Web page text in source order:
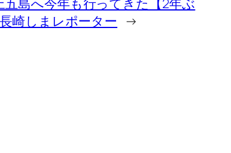
島へ今年も行ってきた【2年ぶ
崎しまレポーター →